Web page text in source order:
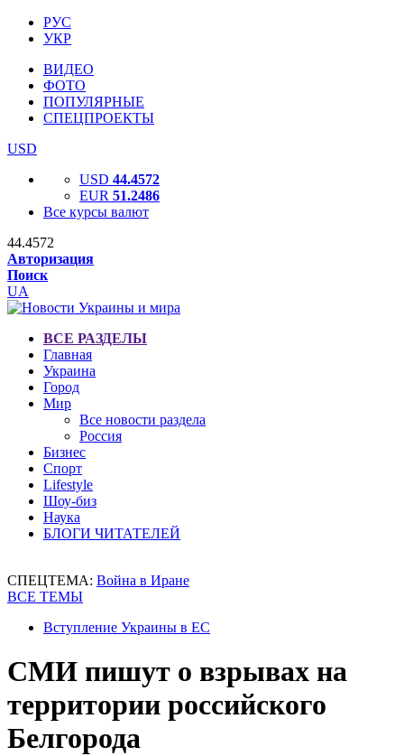
РУС
УКР
ВИДЕО
ФОТО
ПОПУЛЯРНЫЕ
СПЕЦПРОЕКТЫ
USD
USD 44.4572
EUR 51.2486
Все курсы валют
44.4572
Авторизация
Поиск
UA
ВСЕ РАЗДЕЛЫ
Главная
Украина
Город
Мир
Все новости раздела
Россия
Бизнес
Спорт
Lifestyle
Шоу-биз
Наука
БЛОГИ ЧИТАТЕЛЕЙ
СПЕЦТЕМА: Война в Иране
ВСЕ ТЕМЫ
Вступление Украины в ЕС
СМИ пишут о взрывах на
территории российского
Белгорода